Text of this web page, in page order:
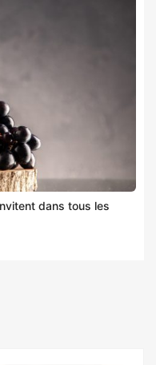
dans tous les